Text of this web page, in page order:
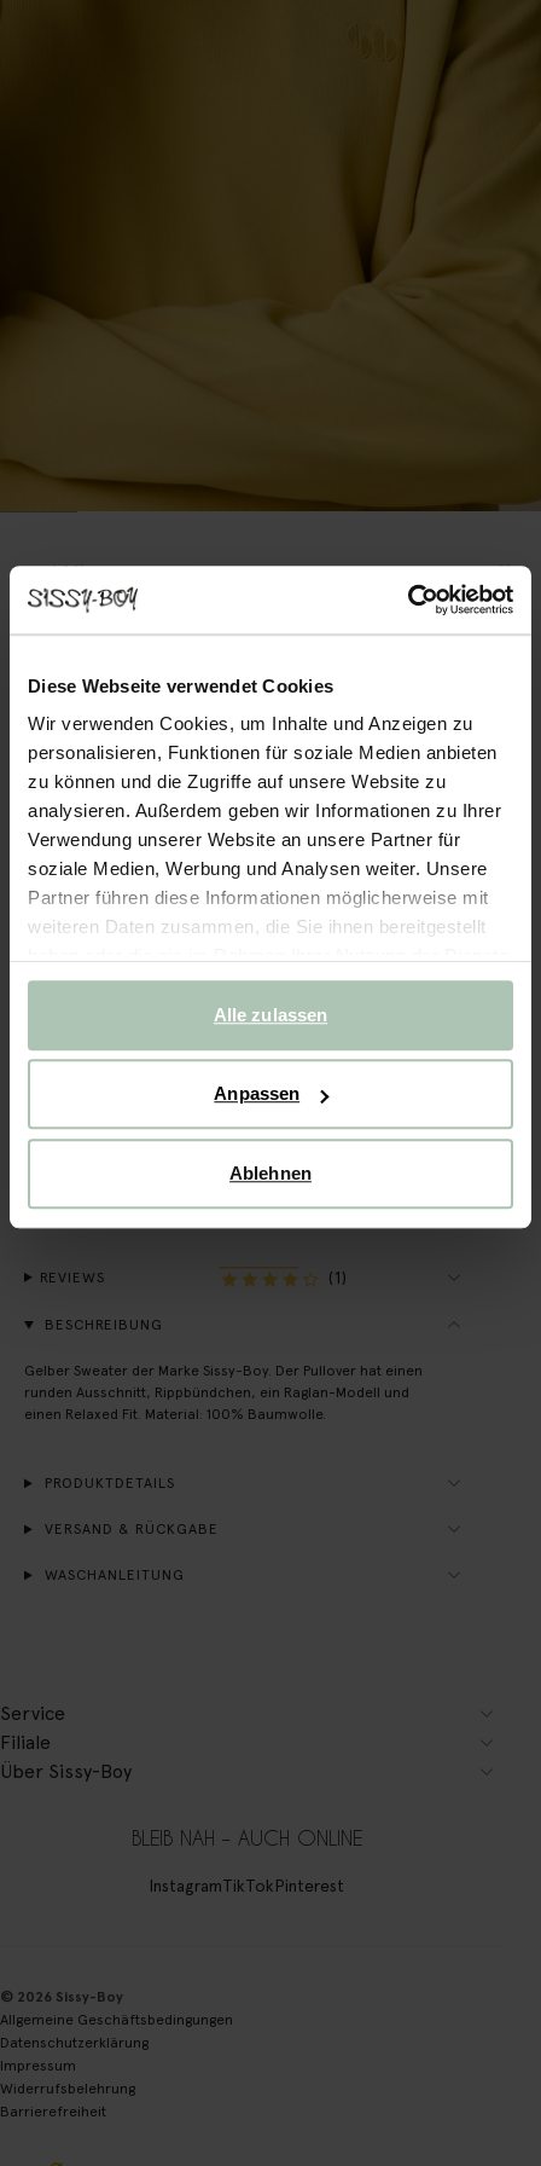
Diese Webseite verwendet Cookies
Wir verwenden Cookies, um Inhalte und Anzeigen zu
personalisieren, Funktionen für soziale Medien anbieten
zu können und die Zugriffe auf unsere Website zu
analysieren. Außerdem geben wir Informationen zu Ihrer
Verwendung unserer Website an unsere Partner für
soziale Medien, Werbung und Analysen weiter. Unsere
Partner führen diese Informationen möglicherweise mit
weiteren Daten zusammen, die Sie ihnen bereitgestellt
gesammelt haben.
Alle zulassen
Anpassen
Ablehnen
- 40%
84.9850.99
S M L XL XXL
Schnelle Lieferung
14 Tage Bedenkzeit
REVIEWS (1)
BESCHREIBUNG
Gelber Sweater der Marke Sissy-Boy. Der Pullover hat einen
runden Ausschnitt, Rippbündchen, ein Raglan-Modell und
einen Relaxed Fit. Material: 100% Baumwolle.
PRODUKTDETAILS
VERSAND & RÜCKGABE
WASCHANLEITUNG
Service
Filiale
Über Sissy-Boy
BLEIB NAH – AUCH ONLINE
InstagramTikTokPinterest
© 2026 Sissy-Boy
Allgemeine Geschäftsbedingungen
Datenschutzerklärung
Impressum
Widerrufsbelehrung
Barrierefreiheit